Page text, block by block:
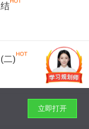
二)
立即打开